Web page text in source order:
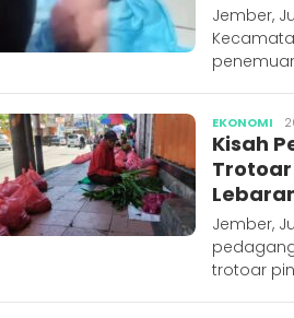
Jember,
EKONOMI
Kisah
Jember,
trotoar